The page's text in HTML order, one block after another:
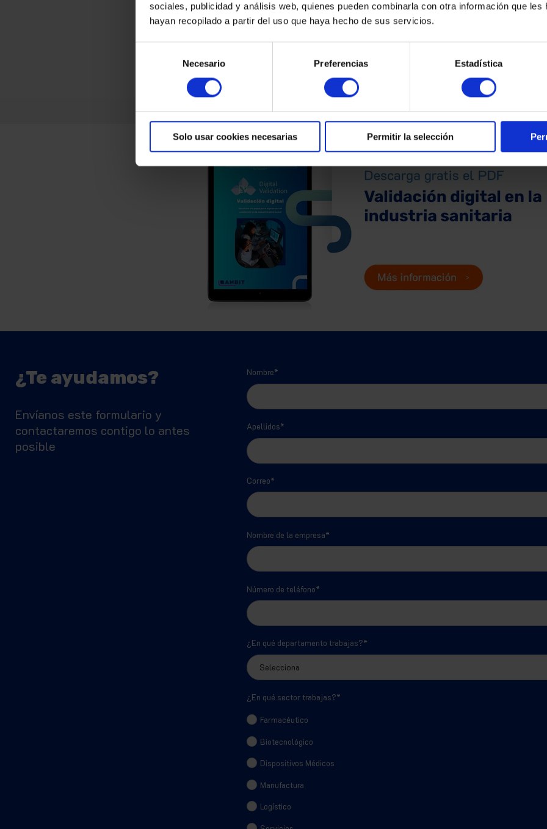
sociales, publicidad y análisis web, quienes pueden combinarla con otra información que les
hayan recopilado a partir del uso que haya hecho de sus servicios.
consentimiento
Necesario Preferencias Estadística
Solo usar cookies necesarias Permitir la selección
¿Te ayudamos?
Envíanos este formulario y
contactaremos contigo lo antes
posible
Nombre*
Apellidos*
Correo*
Nombre de la empresa*
Número de teléfono*
¿En qué departamento trabajas?*
¿En qué sector trabajas?*
Farmacéutico
Biotecnológico
Dispositivos Médicos
Manufactura
Logístico